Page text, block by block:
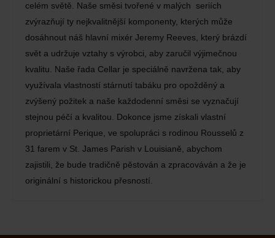
celém světě. Naše směsi tvořené v malých seriích
zvýrazňují ty nejkvalitnější komponenty, kterých může
dosáhnout náš hlavní mixér Jeremy Reeves, který brázdí
svět a udržuje vztahy s výrobci, aby zaručil výjimečnou
kvalitu. Naše řada Cellar je speciálně navržena tak, aby
využívala vlastností stárnutí tabáku pro opožděný a
zvýšený požitek a naše každodenní směsi se vyznačují
stejnou péčí a kvalitou. Dokonce jsme získali vlastní
proprietární Perique, ve spolupráci s rodinou Rousselů z
31 farem v St. James Parish v Louisianě, abychom
zajistili, že bude tradičně pěstován a zpracováván a že je
originální s historickou přesností.